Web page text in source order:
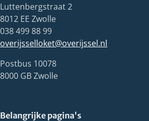
Luttenbergstraat 2
8012 EE Zwolle
038 499 88 99
overijsselloket@overijssel.nl
Postbus 10078
8000 GB Zwolle
Belangrijke pagina's